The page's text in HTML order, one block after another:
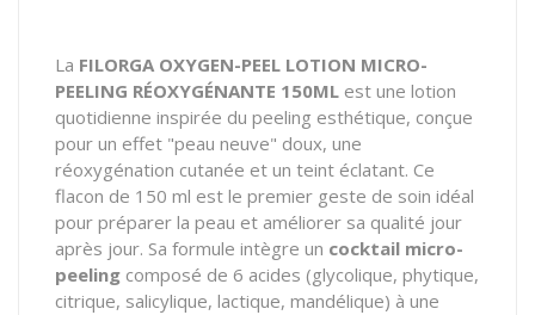
La FILORGA OXYGEN-PEEL LOTION MICRO-
PEELING RÉOXYGÉNANTE 150ML est une lotion
quotidienne inspirée du peeling esthétique, conçue
pour un effet "peau neuve" doux, une
réoxygénation cutanée et un teint éclatant. Ce
flacon de 150 ml est le premier geste de soin idéal
pour préparer la peau et améliorer sa qualité jour
après jour. Sa formule intègre un cocktail micro-
peeling composé de 6 acides (glycolique, phytique,
citrique, salicylique, lactique, mandélique) à une